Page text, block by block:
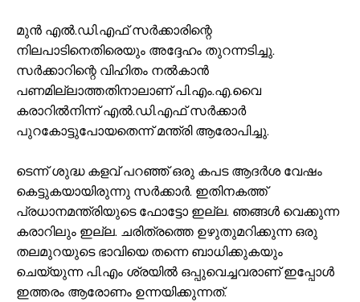
മുൻ എൽ.ഡി.എഫ് സർക്കാരിന്റെ
നിലപാടിനെതിരെയും അദ്ദേഹം തുറന്നടിച്ചു.
സർക്കാറിന്റെ വിഹിതം നൽകാൻ
പണമില്ലാത്തതിനാലാണ് പി.എം.എ.വൈ
കരാറിൽനിന്ന് എൽ.ഡി.എഫ് സർക്കാർ
പുറകോട്ടുപോയതെന്ന് മന്ത്രി ആരോപിച്ചു.
ടെന്ന് ശുദ്ധ കളവ് പറഞ്ഞ് ഒരു കപട ആദർശ വേഷം
കെട്ടുകയായിരുന്നു സർക്കാർ. ഇതിനകത്ത്
പ്രധാനമന്ത്രിയുടെ ഫോട്ടോ ഇല്ല. ഞങ്ങൾ വെക്കുന്ന
കരാറിലും ഇല്ല. ചരിത്രത്തെ ഉഴുതുമറിക്കുന്ന ഒരു
തലമുറയുടെ ഭാവിയെ തന്നെ ബാധിക്കുകയും
ചെയ്യുന്ന പി.എം ശ്രയിൽ ഒപ്പുവെച്ചവരാണ് ഇപ്പോൾ
ഇത്തരം ആരോണം ഉന്നയിക്കുന്നത്.